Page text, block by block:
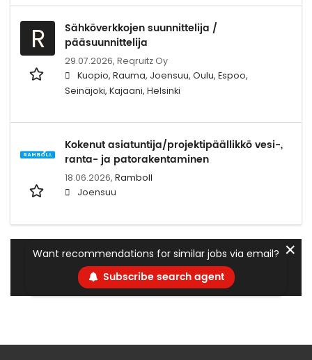
R
Sähköverkkojen suunnittelija /
pääsuunnittelija
29.07.2026, Reqruitz Oy
Kuopio, Rauma, Joensuu, Oulu, Espoo,
Seinäjoki, Kajaani, Helsinki
Kokenut asiatuntija/projektipäällikkö vesi-,
ranta- ja patorakentaminen
18.06.2026, Ramboll
Joensuu
Want recommendations for similar jobs via email?
Subscribe search agent
✕